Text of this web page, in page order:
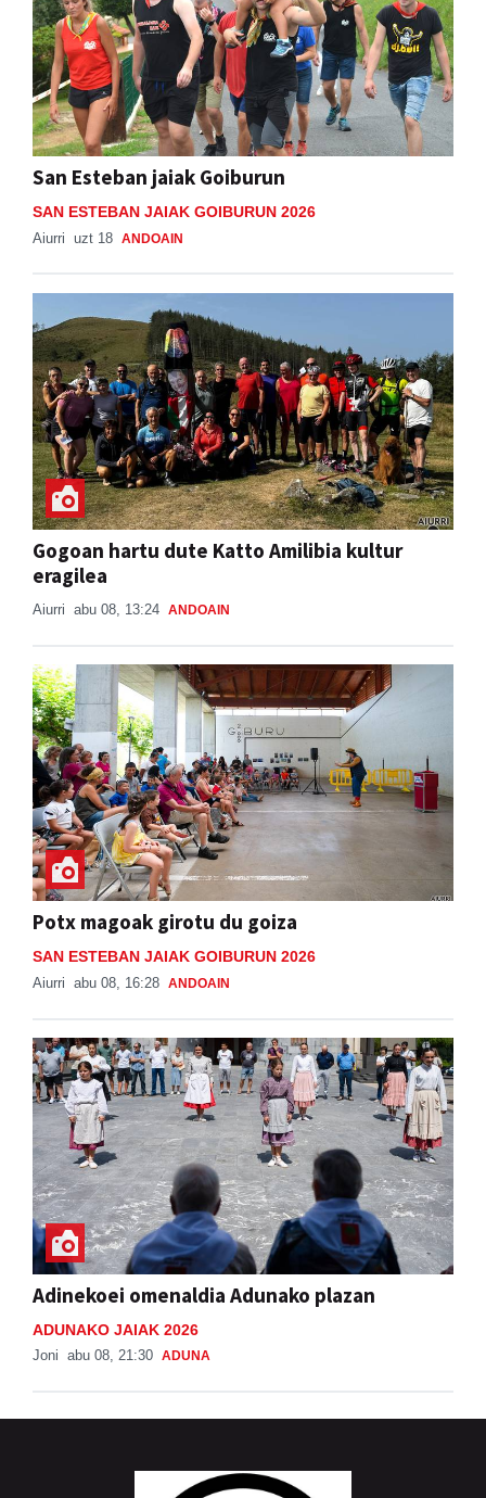
San Esteban jaiak Goiburun
SAN ESTEBAN JAIAK GOIBURUN 2026
Aiurri uzt 18 ANDOAIN
Gogoan hartu dute Katto Amilibia kultur
eragilea
Aiurri abu 08, 13:24 ANDOAIN
Potx magoak girotu du goiza
SAN ESTEBAN JAIAK GOIBURUN 2026
Aiurri abu 08, 16:28 ANDOAIN
Adinekoei omenaldia Adunako plazan
ADUNAKO JAIAK 2026
Joni abu 08, 21:30 ADUNA